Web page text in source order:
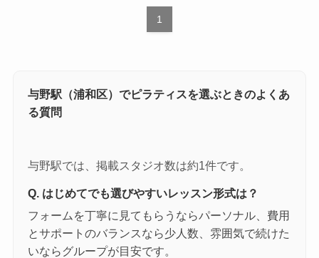
1
与野駅（浦和区）でピラティスを選ぶときのよくあ
る質問
与野駅では、掲載スタジオ数は約1件です。
Q. はじめてでも選びやすいレッスン形式は？
フォームを丁寧に見てもらうならパーソナル、費用
とサポートのバランスなら少人数、雰囲気で続けた
いならグループが目安です。